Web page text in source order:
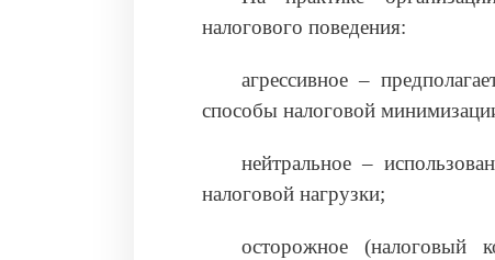
налогового поведения:
агрессивное –
способы налоговой
нейтральное –
налоговой нагрузки;
осторожное (налоговый